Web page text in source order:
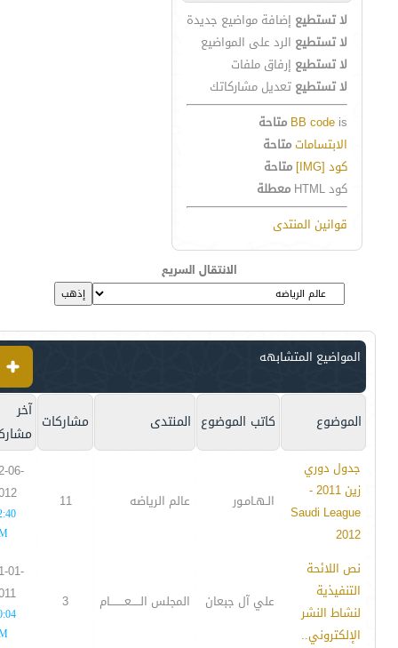
لا تستطيع إضافة مواضيع جديدة
لا تستطيع الرد على المواضيع
لا تستطيع إرفاق ملفات
لا تستطيع تعديل مشاركاتك
BB code is
متاحة
الابتساماتمتاحة
كود [IMG]
متاحة
كود HTML
معطلة
قوانين المنتدى
الانتقال السريع
المواضيع المتشابهه
الموضوع كاتب الموضوع المنتدى مشاركات آخر
جدول دوري
زين 2011 -
Saudi League
2012
الـهـامـور عالم الرياضه 11
06-
نص اللائحة
التنفيذية
لنشاط النشر
الإلكتروني..
علي آل جبعان المجلس الـــــعــــــــام 3
01-